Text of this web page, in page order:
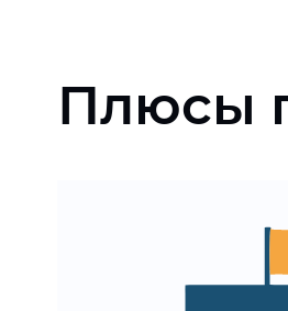
Плюсы
Увеличение
счет